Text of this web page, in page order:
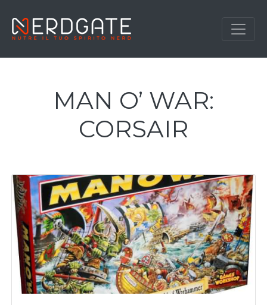
MAN O’ WAR:
CORSAIR